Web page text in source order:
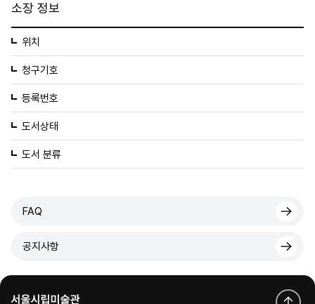
소장 정보
위치
청구기호
등록번호
도서상태
도서 분류
FAQ
공지사항